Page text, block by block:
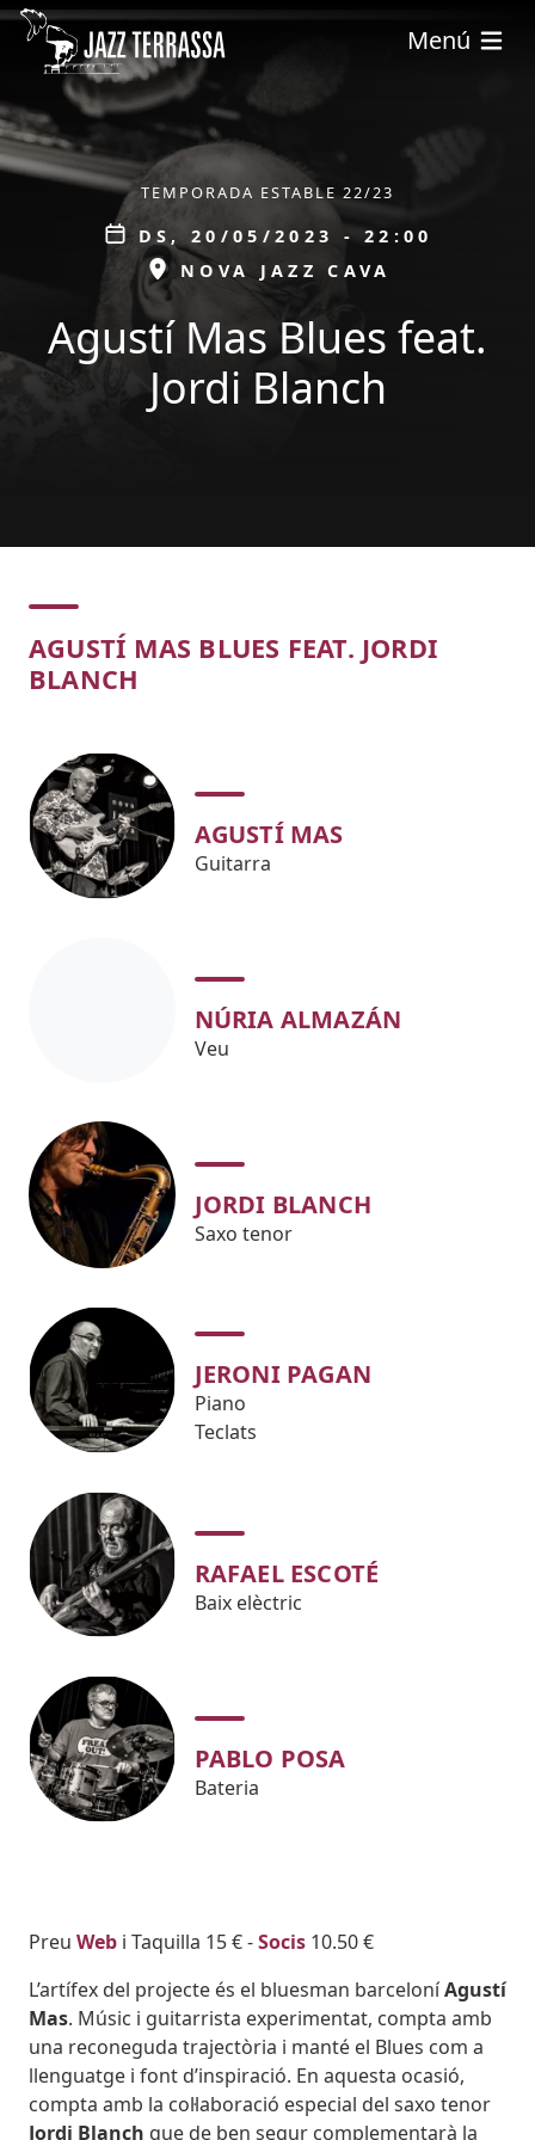
Vés al contingut
Menú
ÀMBIT TEMPORADA ESTABLE 22/23
Data
DS, 20/05/2023 - 22:00
ESPAI
NOVA JAZZ CAVA
Agustí Mas Blues feat.
Jordi Blanch
Concert
AGUSTÍ MAS BLUES FEAT. JORDI
BLANCH
AGUSTÍ MAS
Guitarra
NÚRIA ALMAZÁN
Veu
JORDI BLANCH
Saxo tenor
JERONI PAGAN
Piano
Teclats
RAFAEL ESCOTÉ
Baix elèctric
PABLO POSA
Bateria
Body
Preu Web i Taquilla 15 € -Socis 10.50 €
L’artífex del projecte és el bluesman barceloníAgustí
Mas. Músic i guitarrista experimentat, compta amb
una reconeguda trajectòria i manté el Blues com a
llenguatge i font d’inspiració. En aquesta ocasió,
compta amb la col·laboració especial del saxo tenor
Jordi Blanch que de ben segur complementarà la